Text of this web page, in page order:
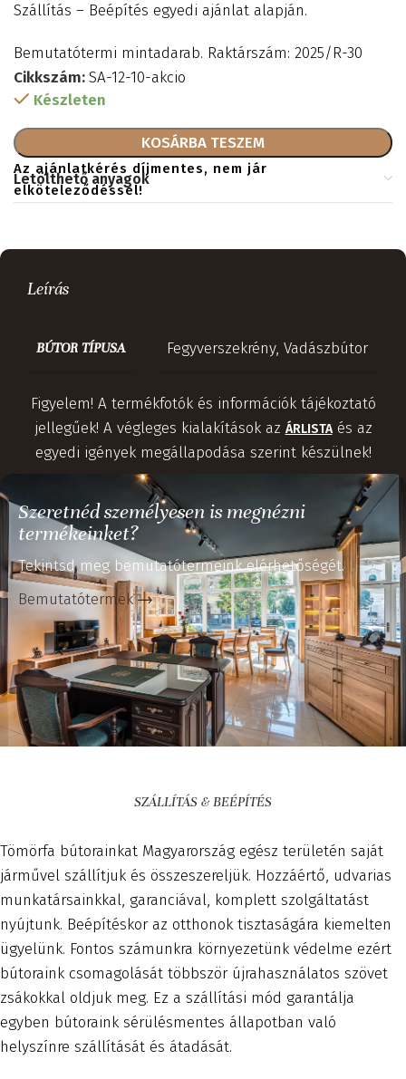
Szállítás – Beépítés egyedi ajánlat alapján.
Bemutatótermi mintadarab. Raktárszám: 2025/R-30
Cikkszám:SA-12-10-akcio
Készleten
KOSÁRBA TESZEM
Az ajánlatkérés díjmentes, nem jár
elköteleződéssel!
Letölthető anyagok
Leírás
BÚTOR TÍPUSA Fegyverszekrény, Vadászbútor
Figyelem! A termékfotók és információk tájékoztató
jellegűek! A végleges kialakítások az ÁRLISTAés az
egyedi igények megállapodása szerint készülnek!
Szeretnéd személyesen is megnézni
termékeinket?
Tekintsd meg bemutatótermeink elérhetőségét.
Bemutatótermek
SZÁLLÍTÁS & BEÉPÍTÉS
Tömörfa bútorainkat Magyarország egész területén saját
járművel szállítjuk és összeszereljük. Hozzáértő, udvarias
munkatársainkkal, garanciával, komplett szolgáltatást
nyújtunk. Beépítéskor az otthonok tisztaságára kiemelten
ügyelünk. Fontos számunkra környezetünk védelme ezért
bútoraink csomagolását többször újrahasználatos szövet
zsákokkal oldjuk meg. Ez a szállítási mód garantálja
egyben bútoraink sérülésmentes állapotban való
helyszínre szállítását és átadását.